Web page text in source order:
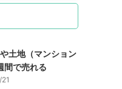
土地（マンション
間で売れる